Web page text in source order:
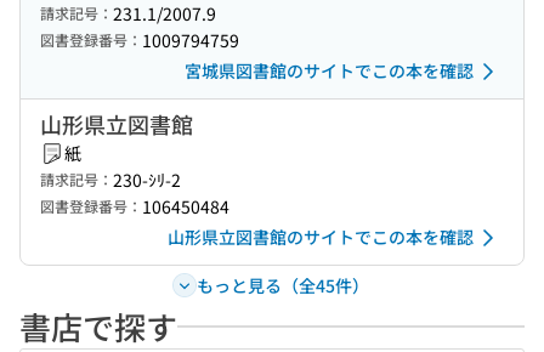
請求記号： 231.1/2007.9
図書登録番号： 1009794759
宮城県図書館のサイトでこの本を確認
山形県立図書館
紙
請求記号： 230-ｼﾘ-2
図書登録番号： 106450484
山形県立図書館のサイトでこの本を確認
もっと見る（全45件）
書店で探す